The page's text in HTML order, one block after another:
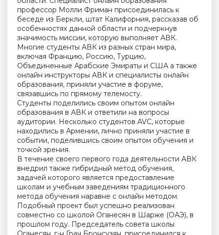
профессор Молли Фриман присоединилась к
беседе из Беркли, штат Калифорния, рассказав об
особенностях данной области и подчеркнув
значимость миссии, которую выполняет АВК.
Многие студенты АВК из разных стран мира,
включая Францию, Россию, Турцию,
Объединенные Арабские Эмираты и США а также
онлайн инструкторы АВК и специалисты онлайн
образования, приняли участие в форуме,
связавшись по прямому телемосту.
Студенты поделились своим опытом онлайн
образования в АВК и ответили на вопросы
аудитории. Несколько студентов AVC, которые
находились в Армении, лично приняли участие в
событии, поделившись своим опытом обучения и
точкой зрения.
В течение своего первого года деятельности АВК
внедрил также гибридный метод обучения,
задачей которого является предоставление
школам и учебным заведениям традиционного
метода обучения наравне с онлайн методом.
Подобный проект был успешно реализован
совместно со школой Оганесян в Шарже (ОАЭ), в
прошлом году. Председатель совета школы